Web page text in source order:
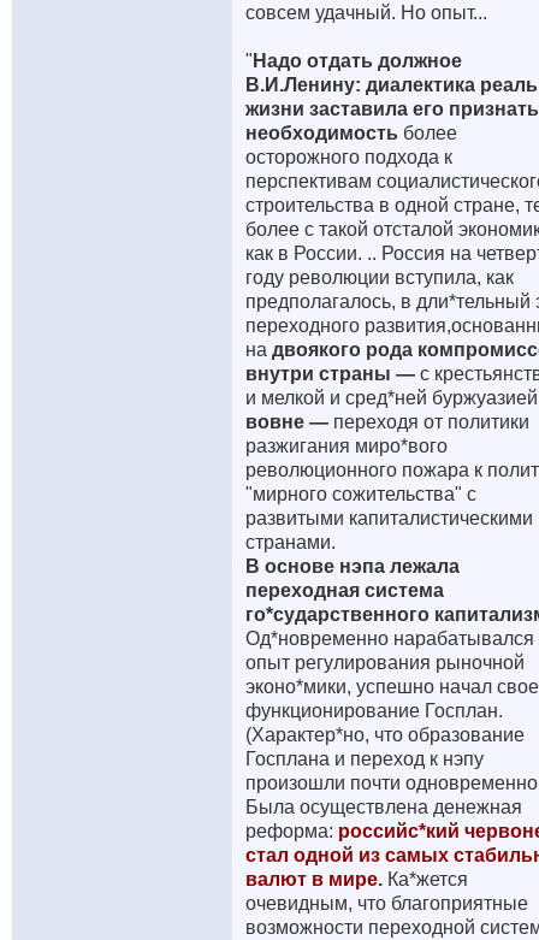
совсем удачный. Но опыт...
" Надо отдать должное
В.И.Ленину: диалектика
жизни заставила его признать
необходимость более
осторожного подхода к
перспективам
строительства в одной стране,
более с такой отсталой
как в России. .. Россия на
году революции вступила, как
предполагалось, в дли*тельный
переходного
на двоякого рода
внутри страны — с
и мелкой и сред*ней буржуазией
вовне — переходя от политики
разжигания миро*вого
революционного пожара к
"мирного сожительства" с
развитыми капиталистическими
странами.
В основе нэпа лежала
переходная система
го*сударственного
Од*новременно нарабатывался
опыт регулирования рыночной
эконо*мики, успешно начал свое
функционирование Госплан.
(Характер*но, что образование
Госплана и переход к нэпу
произошли почти
Была осуществлена денежная
реформа: российс*кий
стал одной из самых
валют в мире.Ка*жется
очевидным, что благоприятные
возможности переходной